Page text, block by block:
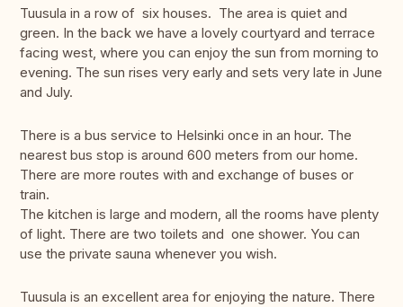
Tuusula in a row of six houses. The area is quiet and
green. In the back we have a lovely courtyard and terrace
facing west, where you can enjoy the sun from morning to
evening. The sun rises very early and sets very late in June
and July.
There is a bus service to Helsinki once in an hour. The
nearest bus stop is around 600 meters from our home.
There are more routes with and exchange of buses or
train.
The kitchen is large and modern, all the rooms have plenty
of light. There are two toilets and one shower. You can
use the private sauna whenever you wish.
Tuusula is an excellent area for enjoying the nature. There